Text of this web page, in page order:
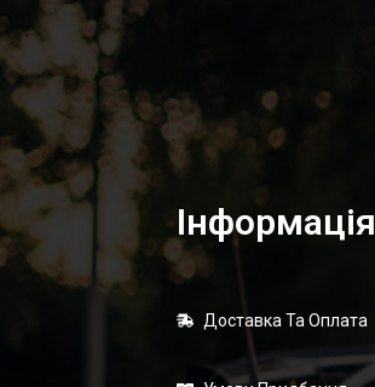
Інформація
Доставка Та Оплата